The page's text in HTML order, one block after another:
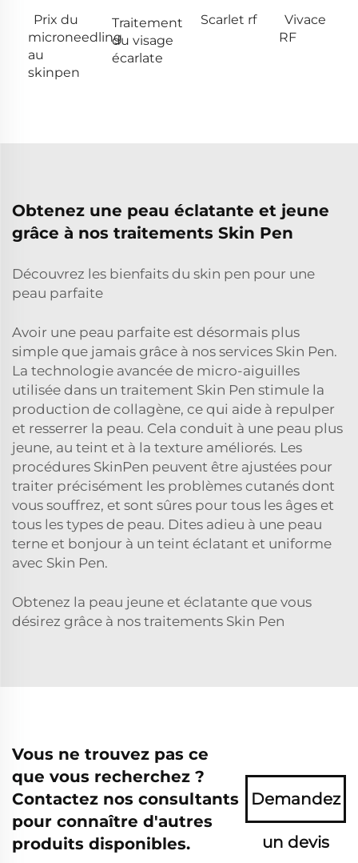
Prix du
microneedling
au
skinpen
Traitement
du visage
écarlate
Scarlet rf
Vivace
RF
Obtenez une peau éclatante et jeune
grâce à nos traitements Skin Pen
Découvrez les bienfaits du skin pen pour une
peau parfaite
Avoir une peau parfaite est désormais plus
simple que jamais grâce à nos services Skin Pen.
La technologie avancée de micro-aiguilles
utilisée dans un traitement Skin Pen stimule la
production de collagène, ce qui aide à repulper
et resserrer la peau. Cela conduit à une peau plus
jeune, au teint et à la texture améliorés. Les
procédures SkinPen peuvent être ajustées pour
traiter précisément les problèmes cutanés dont
vous souffrez, et sont sûres pour tous les âges et
tous les types de peau. Dites adieu à une peau
terne et bonjour à un teint éclatant et uniforme
avec Skin Pen.
Obtenez la peau jeune et éclatante que vous
désirez grâce à nos traitements Skin Pen
Vous ne trouvez pas ce
que vous recherchez ?
Contactez nos consultants
pour connaître d'autres
produits disponibles.
Demandez
un devis